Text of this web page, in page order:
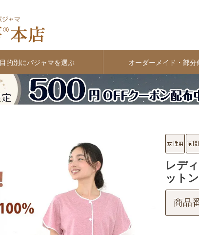
目的別にパジャマを選ぶ オーダーメイド・部分
レデ
ット
商品